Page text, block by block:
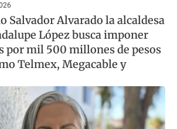
Salvador Alvarado la alcaldesa
López busca imponer
por mil 500 millones de pesos
Telmex, Megacable y